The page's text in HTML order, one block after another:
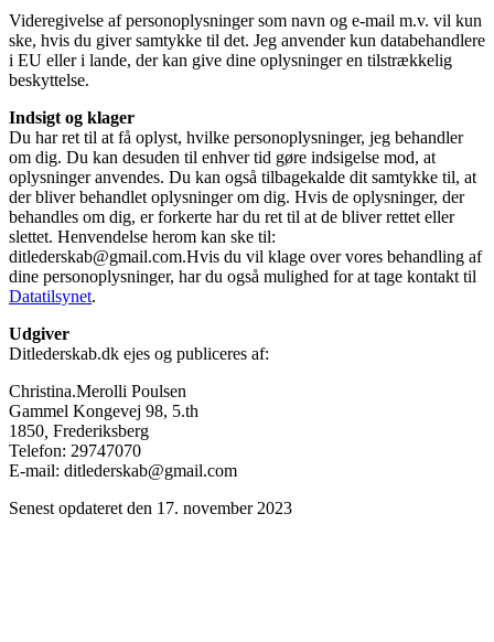
Videregivelse af personoplysninger som navn og e-mail m.v. vil kun
ske, hvis du giver samtykke til det. Jeg anvender kun databehandlere
i EU eller i lande, der kan give dine oplysninger en tilstrækkelig
beskyttelse.
Indsigt og klager
Du har ret til at få oplyst, hvilke personoplysninger, jeg behandler
om dig. Du kan desuden til enhver tid gøre indsigelse mod, at
oplysninger anvendes. Du kan også tilbagekalde dit samtykke til, at
der bliver behandlet oplysninger om dig. Hvis de oplysninger, der
behandles om dig, er forkerte har du ret til at de bliver rettet eller
slettet. Henvendelse herom kan ske til:
ditlederskab@gmail.com.Hvis du vil klage over vores behandling af
dine personoplysninger, har du også mulighed for at tage kontakt til
Datatilsynet.
Udgiver
Ditlederskab.dk ejes og publiceres af:
Christina.Merolli Poulsen
Gammel Kongevej 98, 5.th
1850 Frederiksberg
Telefon: 29747070
E-mail: ditlederskab@gmail.com
Senest opdateret den 17. november 2023